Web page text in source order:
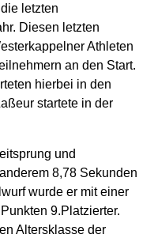
letzten
Diesen letzten
Athleten
an den Start.
hierbei in den
startete in der
und
8,78 Sekunden
wurde er mit einer
9.Platzierter.
Altersklasse der